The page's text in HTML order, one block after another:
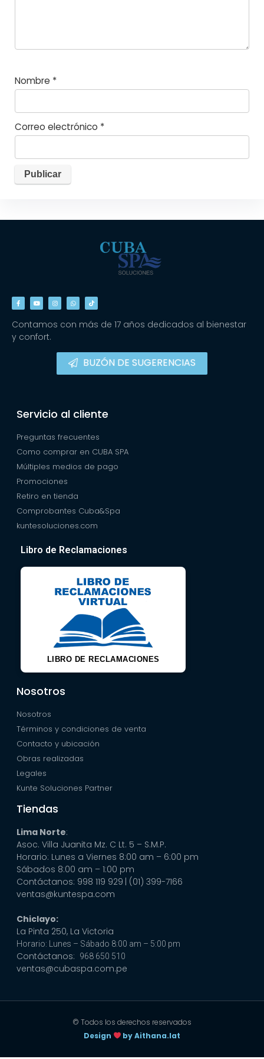
Nombre *
Correo electrónico *
Contamos con más de 17 años dedicados al bienestar
y confort.
BUZÓN DE SUGERENCIAS
Servicio al cliente
Preguntas frecuentes
Como comprar en CUBA SPA
Múltiples medios de pago
Promociones
Retiro en tienda
Comprobantes Cuba&Spa
kuntesoluciones.com
Libro de Reclamaciones
LIBRO DE RECLAMACIONES
Nosotros
Nosotros
Términos y condiciones de venta
Contacto y ubicación
Obras realizadas
Legales
Kunte Soluciones Partner
Tiendas
Lima Norte:
Asoc. Villa Juanita Mz. C Lt. 5 – S.M.P.
Horario: Lunes a Viernes 8:00 am – 6:00 pm
Sábados 8:00 am – 1:00 pm
Contáctanos: 998 119 929 | (01) 399-7166
ventas@kuntespa.com
Chiclayo:
La Pinta 250, La Victoria
Horario: Lunes – Sábado 8:00 am – 5:00 pm
Contáctanos: 968 650 510
ventas@cubaspa.com.pe
© Todos los derechos reservados
Design
by Aithana.lat